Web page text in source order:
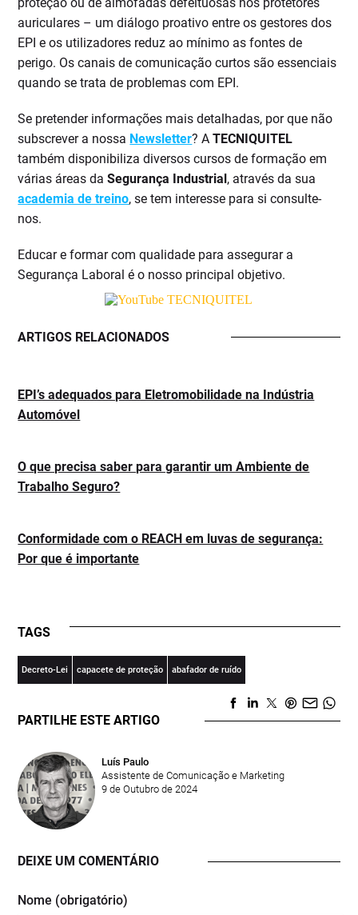
auriculares – um diálogo proativo entre os gestores dos
EPI e os utilizadores reduz ao mínimo as fontes de
perigo. Os canais de comunicação curtos são essenciais
quando se trata de problemas com EPI.
Se pretender informações mais detalhadas, por que não
subscrever a nossa Newsletter? ATECNIQUITEL
também disponibiliza diversos cursos de formação em
várias áreas daSegurança Industrial, através da sua
academia de treino, se tem interesse para si consulte-
nos.
Educar e formar com qualidade para assegurar a
Segurança Laboral é o nosso principal objetivo.
ARTIGOS RELACIONADOS
EPI’s adequados para Eletromobilidade na Indústria
Automóvel
O que precisa saber para garantir um Ambiente de
Trabalho Seguro?
Conformidade com o REACH em luvas de segurança:
Por que é importante
TAGS
Decreto-Lei capacete de proteção abafador de ruído
PARTILHE ESTE ARTIGO
Luís Paulo
Assistente de Comunicação e Marketing
9 de Outubro de 2024
DEIXE UM COMENTÁRIO
Nome (obrigatório)